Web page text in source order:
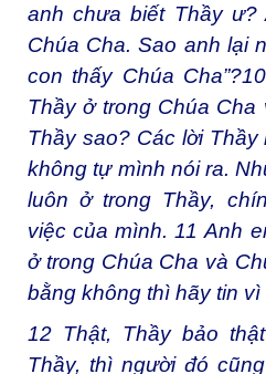
anh chưa biết Thầy ư?
Chúa Cha. Sao anh lại
con thấy Chúa Cha”?10
Thầy ở trong Chúa
Thầy sao? Các lời
không tự mình nói ra.
luôn ở trong Thầy,
việc của mình.11 Anh
ở trong Chúa Cha và
bằng không thì hãy tin
12 Thật, Thầy bảo
Thầy, thì người đó